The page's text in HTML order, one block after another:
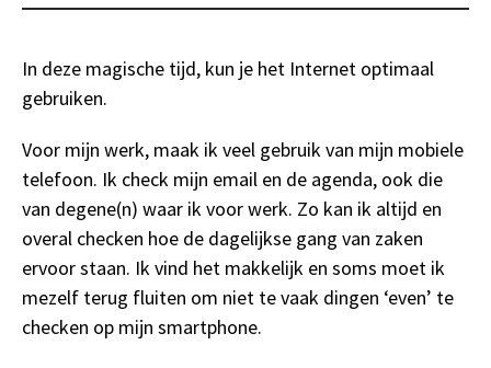
In deze magische tijd, kun je het Internet optimaal
gebruiken.
Voor mijn werk, maak ik veel gebruik van mijn mobiele
telefoon. Ik check mijn email en de agenda, ook die
van degene(n) waar ik voor werk. Zo kan ik altijd en
overal checken hoe de dagelijkse gang van zaken
ervoor staan. Ik vind het makkelijk en soms moet ik
mezelf terug fluiten om niet te vaak dingen ‘even’ te
checken op mijn smartphone.